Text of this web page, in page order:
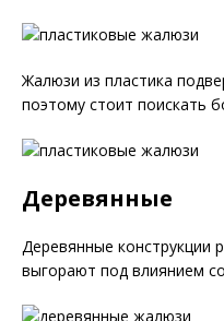
Жалюзи из пластика
поэтому стоит поискать
Деревянные
Деревянные конструкции
выгорают под влиянием